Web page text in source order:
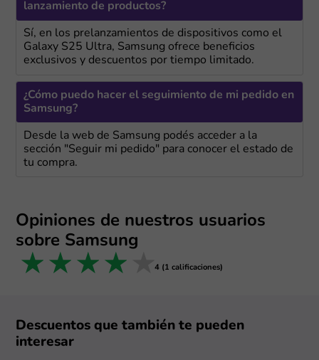
lanzamiento de productos?
Sí, en los prelanzamientos de dispositivos como el
Galaxy S25 Ultra, Samsung ofrece beneficios
exclusivos y descuentos por tiempo limitado.
¿Cómo puedo hacer el seguimiento de mi pedido en
Samsung?
Desde la web de Samsung podés acceder a la
sección "Seguir mi pedido" para conocer el estado de
tu compra.
Opiniones de nuestros usuarios
sobre Samsung
5 stars
4 stars
3 stars
2 stars
1 star 4 (1 calificaciones)
Descuentos que también te pueden
interesar